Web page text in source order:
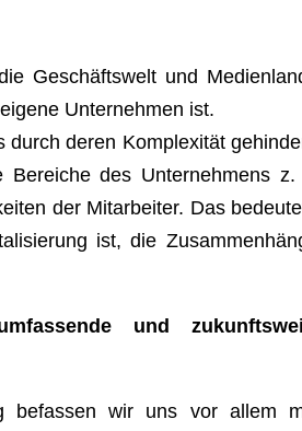
Geschäftswelt und
Unternehmen ist.
deren Komplexität
Bereiche des Unternehmens
der Mitarbeiter. Das
ist, die
und
befassen wir uns vor allem